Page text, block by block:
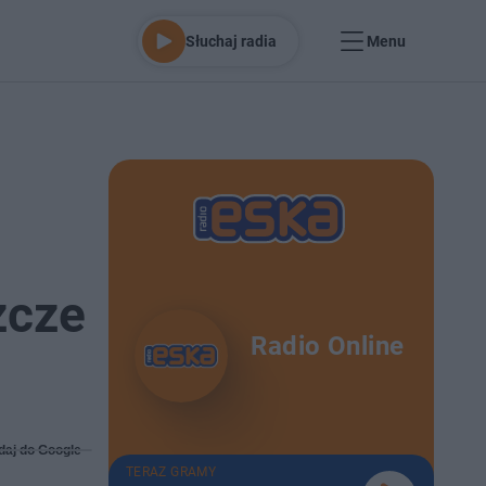
Słuchaj radia Menu
do Google
Radio Online
TERAZ GRAMY